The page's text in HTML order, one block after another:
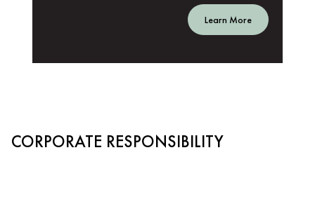
Learn More
CORPORATE RESPONSIBILITY